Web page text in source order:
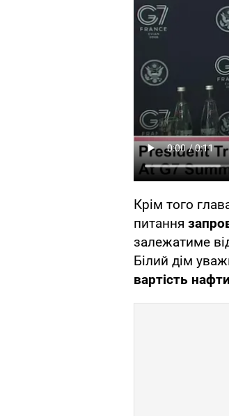
Крім того
питання
залежатиме
Білий дім
вартість